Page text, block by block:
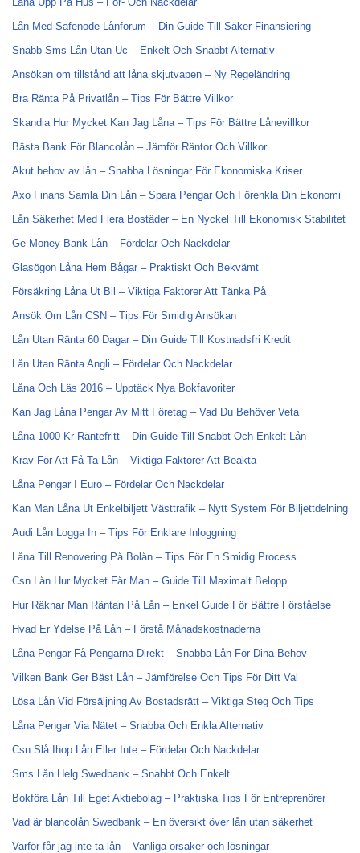
Lån Med Safenode Lånforum – Din Guide Till Säker Finansiering
Snabb Sms Lån Utan Uc – Enkelt Och Snabbt Alternativ
Ansökan om tillstånd att låna skjutvapen – Ny Regeländring
Bra Ränta På Privatlån – Tips För Bättre Villkor
Skandia Hur Mycket Kan Jag Låna – Tips För Bättre Lånevillkor
Bästa Bank För Blancolån – Jämför Räntor Och Villkor
Akut behov av lån – Snabba Lösningar För Ekonomiska Kriser
Axo Finans Samla Din Lån – Spara Pengar Och Förenkla Din Ekonomi
Lån Säkerhet Med Flera Bostäder – En Nyckel Till Ekonomisk Stabilitet
Ge Money Bank Lån – Fördelar Och Nackdelar
Glasögon Låna Hem Bågar – Praktiskt Och Bekvämt
Försäkring Låna Ut Bil – Viktiga Faktorer Att Tänka På
Ansök Om Lån CSN – Tips För Smidig Ansökan
Lån Utan Ränta 60 Dagar – Din Guide Till Kostnadsfri Kredit
Lån Utan Ränta Angli – Fördelar Och Nackdelar
Låna Och Läs 2016 – Upptäck Nya Bokfavoriter
Kan Jag Låna Pengar Av Mitt Företag – Vad Du Behöver Veta
Låna 1000 Kr Räntefritt – Din Guide Till Snabbt Och Enkelt Lån
Krav För Att Få Ta Lån – Viktiga Faktorer Att Beakta
Låna Pengar I Euro – Fördelar Och Nackdelar
Kan Man Låna Ut Enkelbiljett Västtrafik – Nytt System För Biljettdelning
Audi Lån Logga In – Tips För Enklare Inloggning
Låna Till Renovering På Bolån – Tips För En Smidig Process
Csn Lån Hur Mycket Får Man – Guide Till Maximalt Belopp
Hur Räknar Man Räntan På Lån – Enkel Guide För Bättre Förståelse
Hvad Er Ydelse På Lån – Förstå Månadskostnaderna
Låna Pengar Få Pengarna Direkt – Snabba Lån För Dina Behov
Vilken Bank Ger Bäst Lån – Jämförelse Och Tips För Ditt Val
Lösa Lån Vid Försäljning Av Bostadsrätt – Viktiga Steg Och Tips
Låna Pengar Via Nätet – Snabba Och Enkla Alternativ
Csn Slå Ihop Lån Eller Inte – Fördelar Och Nackdelar
Sms Lån Helg Swedbank – Snabbt Och Enkelt
Bokföra Lån Till Eget Aktiebolag – Praktiska Tips För Entreprenörer
Vad är blancolån Swedbank – En översikt över lån utan säkerhet
Varför får jag inte ta lån – Vanliga orsaker och lösningar